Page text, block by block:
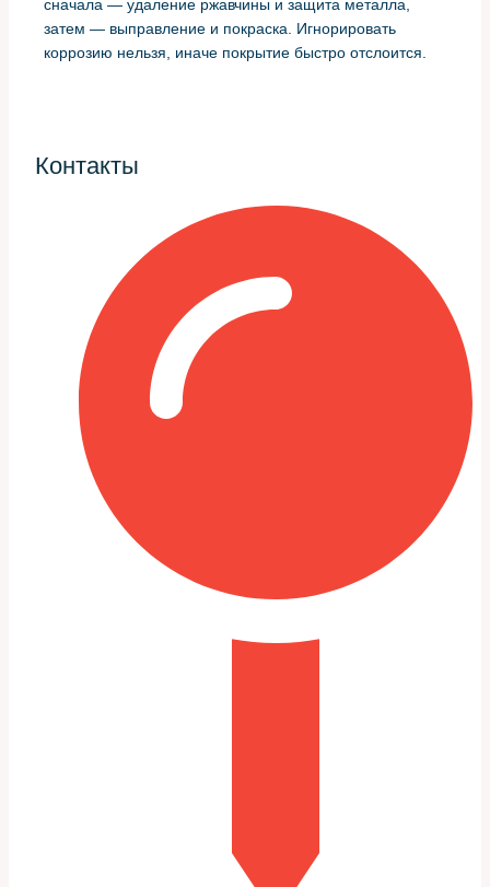
сначала — удаление ржавчины и защита металла,
затем — выправление и покраска. Игнорировать
коррозию нельзя, иначе покрытие быстро отслоится.
Заполнение дефектной ведомости и согласование
сметы с клиентом экономит время и исключает
недоразумения. В ней указываем этапы работ,
материалы и ориентировочные сроки.
Опыт подсказывает: лучше дать небольшой запас
времени на непредвиденные операции. В одной трети
случаев в процессе обнаруживаются скрытые
дефекты, требующие дополнительной работы.
Инструменты и материалы для
качественного результата
Правильный набор инструментов экономит часы
работы и улучшает итог. Нужны средства для
выправления, шпатлевки различной жесткости, грунты,
краски по каталогу и лаки.
Краскопульт и оборудование для смешивания
Контакты